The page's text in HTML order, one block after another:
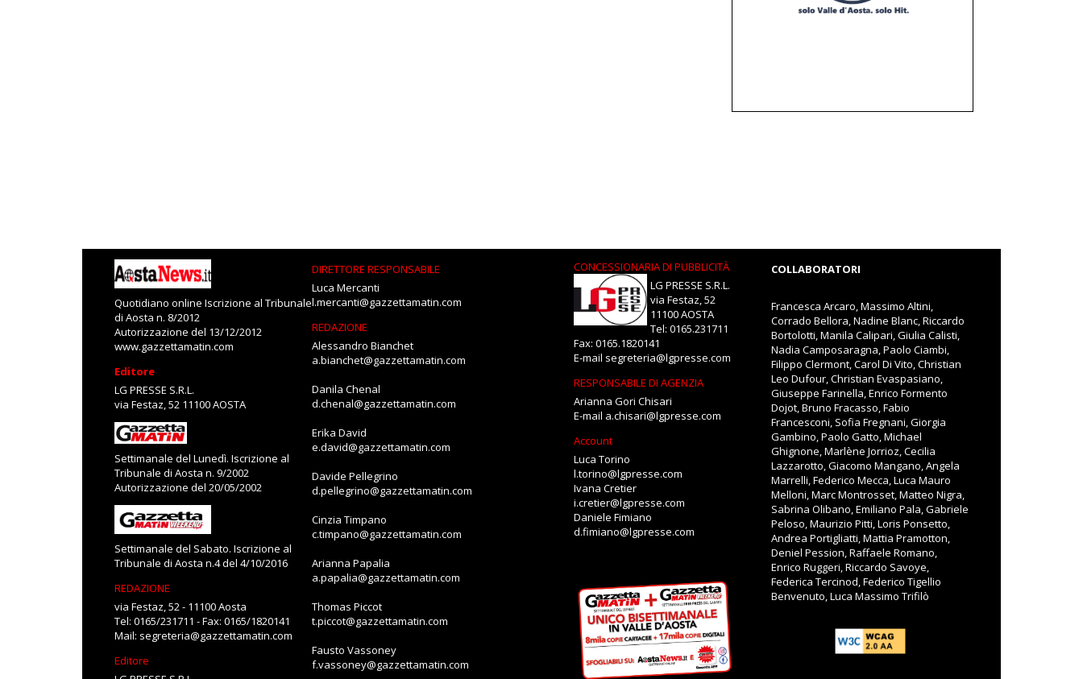
Quotidiano online Iscrizione al Tribunale
di Aosta n. 8/2012
Autorizzazione del 13/12/2012
www.gazzettamatin.com
Editore
LG PRESSE S.R.L.
via Festaz, 52 11100 AOSTA
Settimanale del Lunedì. Iscrizione al
Tribunale di Aosta n. 9/2002
Autorizzazione del 20/05/2002
Settimanale del Sabato. Iscrizione al
Tribunale di Aosta n.4 del 4/10/2016
REDAZIONE
via Festaz, 52 - 11100 Aosta
Tel: 0165/231711 - Fax: 0165/1820141
Mail: segreteria@gazzettamatin.com
Editore
DIRETTORE RESPONSABILE
Luca Mercanti
l.mercanti@gazzettamatin.com
REDAZIONE
Alessandro Bianchet
a.bianchet@gazzettamatin.com
Danila Chenal
d.chenal@gazzettamatin.com
Erika David
e.david@gazzettamatin.com
Davide Pellegrino
d.pellegrino@gazzettamatin.com
Cinzia Timpano
c.timpano@gazzettamatin.com
Arianna Papalia
a.papalia@gazzettamatin.com
Thomas Piccot
t.piccot@gazzettamatin.com
Fausto Vassoney
f.vassoney@gazzettamatin.com
CONCESSIONARIA DI PUBBLICITÀ
LG PRESSE S.R.L.
via Festaz, 52
11100 AOSTA
Tel: 0165.231711
Fax: 0165.1820141
E-mail segreteria@lgpresse.com
RESPONSABILE DI AGENZIA
Arianna Gori Chisari
E-mail a.chisari@lgpresse.com
Account
Luca Torino
l.torino@lgpresse.com
Ivana Cretier
i.cretier@lgpresse.com
Daniele Fimiano
d.fimiano@lgpresse.com
COLLABORATORI
Francesca Arcaro, Massimo Altini,
Corrado Bellora, Nadine Blanc, Riccardo
Bortolotti, Manila Calipari, Giulia Calisti,
Nadia Camposaragna, Paolo Ciambi,
Filippo Clermont, Carol Di Vito, Christian
Leo Dufour, Christian Evaspasiano,
Giuseppe Farinella, Enrico Formento
Dojot, Bruno Fracasso, Fabio
Francesconi, Sofia Fregnani, Giorgia
Gambino, Paolo Gatto, Michael
Ghignone, Marlène Jorrioz, Cecilia
Lazzarotto, Giacomo Mangano, Angela
Marrelli, Federico Mecca, Luca Mauro
Melloni, Marc Montrosset, Matteo Nigra,
Sabrina Olibano, Emiliano Pala, Gabriele
Peloso, Maurizio Pitti, Loris Ponsetto,
Andrea Portigliatti, Mattia Pramotton,
Deniel Pession, Raffaele Romano,
Enrico Ruggeri, Riccardo Savoye,
Federica Tercinod, Federico Tigellio
Benvenuto, Luca Massimo Trifilò